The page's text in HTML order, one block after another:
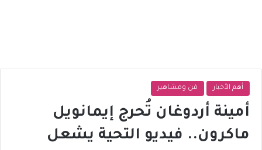
أهم الأخبار فن ومشاهير
أمينة أردوغان تُحرج إيمانويل
ماكرون.. فيديو التحية يشعل